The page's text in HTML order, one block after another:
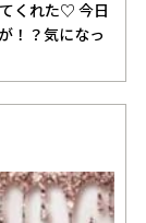
くれた♡ 今日
？気になっ